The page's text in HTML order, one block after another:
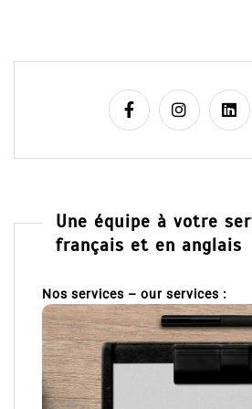
Une équipe à votre
français et en anglais
Nos services – our services :